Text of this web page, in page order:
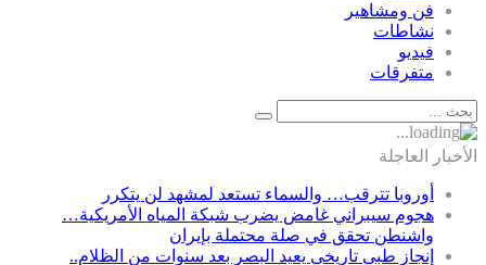
فن ومشاهير
نشاطات
فيديو
متفرقات
الأخبار العاجلة
أوروبا تترقب… والسماء تستعد لمشهد لن يتكرر
هجوم سيبراني غامض يضرب شبكة المياه الأمريكية…
واشنطن تحقق في صلة محتملة بإيران
إنجاز طبي تاريخي يعيد البصر بعد سنوات من الظلام..